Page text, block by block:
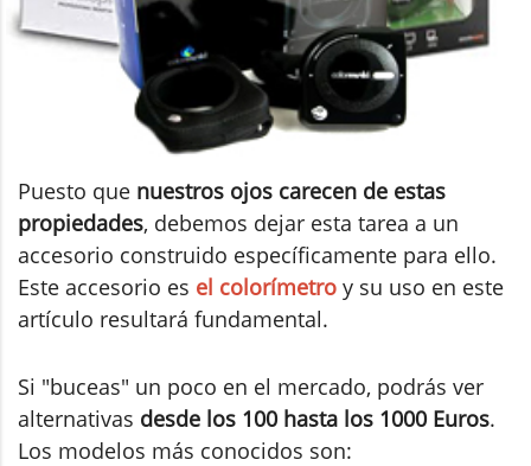
Puesto que nuestros ojos carecen de estas
propiedades, debemos dejar esta tarea a un
accesorio construido específicamente para ello.
Este accesorio es el colorímetro y su uso en este
artículo resultará fundamental.
Si "buceas" un poco en el mercado, podrás ver
alternativas desde los 100 hasta los 1000 Euros.
Los modelos más conocidos son: